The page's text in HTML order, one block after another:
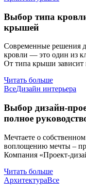
Выбор типа
крышей
Современные решения
кровли — это один из
От типа крыши
Читать больше
ВсеДизайн интерьера
Выбор дизайн-
полное
Мечтаете о
воплощению мечты –
Компания «Проект-
Читать больше
АрхитектураВсе